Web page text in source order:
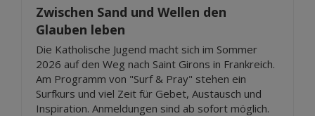
Zwischen Sand und Wellen den
Glauben leben
Die Katholische Jugend macht sich im Sommer
2026 auf den Weg nach Saint Girons in Frankreich.
Am Programm von "Surf & Pray" stehen ein
Surfkurs und viel Zeit für Gebet, Austausch und
Inspiration. Anmeldungen sind ab sofort möglich.